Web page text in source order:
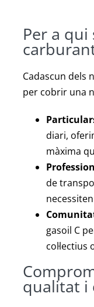
Per a
Cadascun dels
per cobrir una
diari,
màxima
de
gasoil C
col·lectius
qualitat i